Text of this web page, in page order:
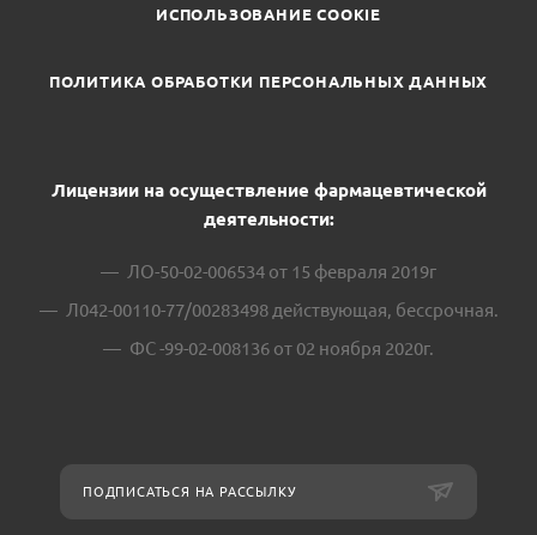
ИСПОЛЬЗОВАНИЕ COOKIE
ПОЛИТИКА ОБРАБОТКИ ПЕРСОНАЛЬНЫХ ДАННЫХ
Лицензии на осуществление фармацевтической
деятельности:
ЛО-50-02-006534 от 15 февраля 2019г
Л042-00110-77/00283498 действующая, бессрочная.
ФС -99-02-008136 от 02 ноября 2020г.
ПОДПИСАТЬСЯ НА РАССЫЛКУ